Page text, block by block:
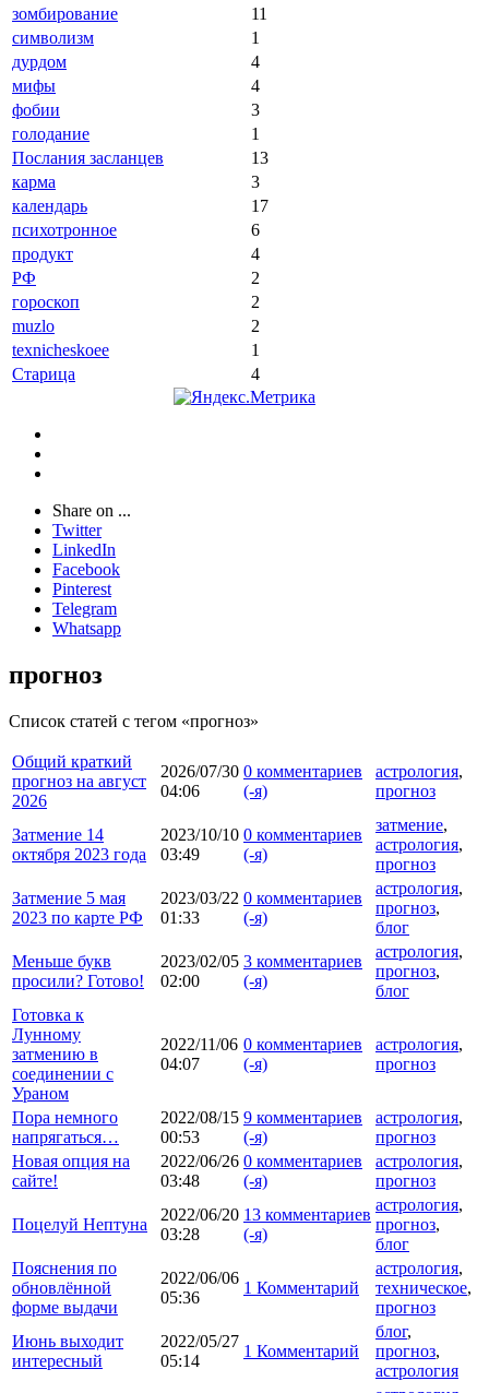
зомбирование
11
символизм
1
дурдом
4
мифы
4
фобии
3
голодание
1
Послания засланцев
13
карма
3
календарь
17
психотронное
6
продукт
4
РФ
2
гороскоп
2
muzlo
2
texnicheskoee
1
Старица
4
Share on ...
Twitter
LinkedIn
Facebook
Pinterest
Telegram
Whatsapp
прогноз
Список статей с тегом «прогноз»
Общий краткий
прогноз на август
2026
2026/07/30
04:06
0 комментариев
(-я)
астрология,
прогноз
Затмение 14
октября 2023 года
2023/10/10
03:49
0 комментариев
(-я)
затмение,
астрология,
прогноз
Затмение 5 мая
2023 по карте РФ
2023/03/22
01:33
0 комментариев
(-я)
астрология,
прогноз,
блог
Меньше букв
просили? Готово!
2023/02/05
02:00
3 комментариев
(-я)
астрология,
прогноз,
блог
Готовка к
Лунному
затмению в
соединении с
Ураном
2022/11/06
04:07
0 комментариев
(-я)
астрология,
прогноз
Пора немного
напрягаться…
2022/08/15
00:53
9 комментариев
(-я)
астрология,
прогноз
Новая опция на
сайте!
2022/06/26
03:48
0 комментариев
(-я)
астрология,
прогноз
Поцелуй Нептуна
2022/06/20
03:28
13 комментариев
(-я)
астрология,
прогноз,
блог
Пояснения по
обновлённой
форме выдачи
2022/06/06
05:36
1 Комментарий
астрология,
техническое,
прогноз
Июнь выходит
интересный
2022/05/27
05:14
1 Комментарий
блог,
прогноз,
астрология